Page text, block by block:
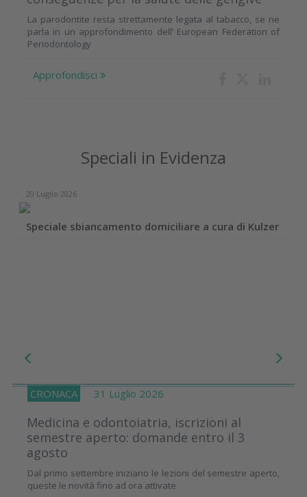
La parodontite resta strettamente legata al tabacco, se ne
parla in un approfondimento dell’ European Federation of
Periodontology
Approfondisci
Speciali in Evidenza
20 Luglio 2026
Speciale sbiancamento domiciliare a cura di Kulzer
CRONACA 31 Luglio 2026
Medicina e odontoiatria, iscrizioni al
semestre aperto: domande entro il 3
agosto
Dal primo settembre iniziano le lezioni del semestre aperto,
queste le novità fino ad ora attivate